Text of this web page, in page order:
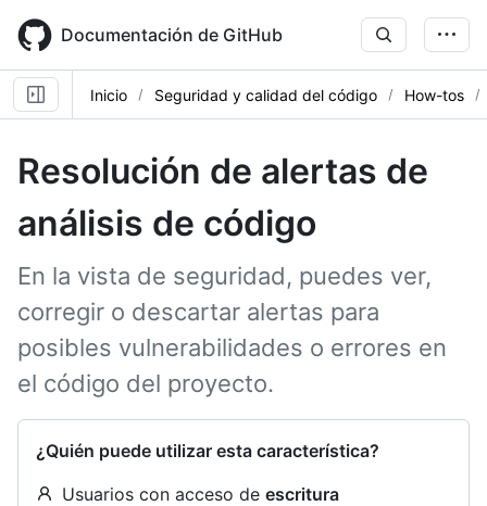
main
content
Documentación de GitHub
Inicio Seguridad y calidad del código How-tos
Resolución de alertas de
análisis de código
En la vista de seguridad, puedes ver,
corregir o descartar alertas para
posibles vulnerabilidades o errores en
el código del proyecto.
¿Quién puede utilizar esta característica?
Usuarios con acceso de escritura